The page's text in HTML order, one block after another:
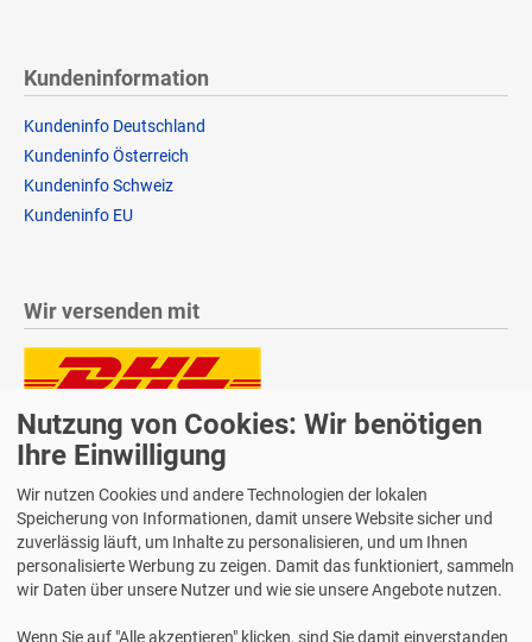
Kundeninformation
Kundeninfo Deutschland
Kundeninfo Österreich
Kundeninfo Schweiz
Kundeninfo EU
Wir versenden mit
Lieferung auch an Packstationen und Postfilialen
Samstagszustellung
Bequeme Zahlung über Paypal
Nutzung von Cookies: Wir benötigen
Ihre Einwilligung
Wir nutzen Cookies und andere Technologien der lokalen
Speicherung von Informationen, damit unsere Website sicher und
zuverlässig läuft, um Inhalte zu personalisieren, und um Ihnen
personalisierte Werbung zu zeigen. Damit das funktioniert, sammeln
wir Daten über unsere Nutzer und wie sie unsere Angebote nutzen.
Wenn Sie auf "Alle akzeptieren" klicken, sind Sie damit einverstanden